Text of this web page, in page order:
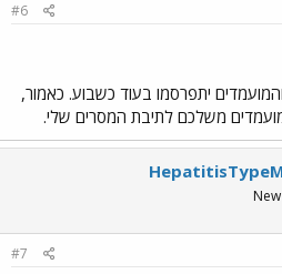
#6
יתפרסמו בעוד כשבוע. כאמור,
משלכם לתיבת המסרים שלי.
#7